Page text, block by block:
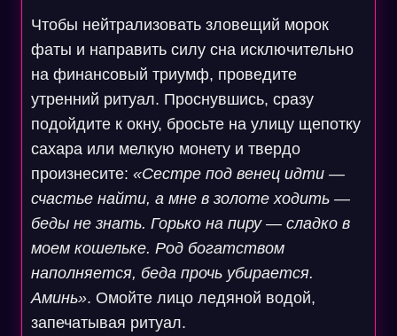
Чтобы нейтрализовать зловещий морок
фаты и направить силу сна исключительно
на финансовый триумф, проведите
утренний ритуал. Проснувшись, сразу
подойдите к окну, бросьте на улицу щепотку
сахара или мелкую монету и твердо
произнесите: «Сестре под венец идти —
счастье найти, а мне в золоте ходить —
беды не знать. Горько на пиру — сладко в
моем кошельке. Род богатством
наполняется, беда прочь убирается.
Аминь». Омойте лицо ледяной водой,
запечатывая ритуал.